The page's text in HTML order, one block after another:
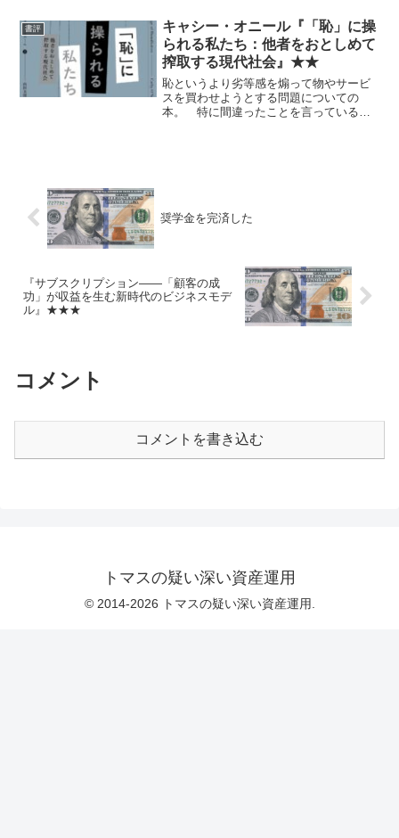
書評
キャシー・オニール『「恥」に操
られる私たち：他者をおとしめて
搾取する現代社会』★★
恥というより劣等感を煽って物やサービ
スを買わせようとする問題についての
本。 特に間違ったことを言っていると
奨学金を完済した
『サブスクリプション――「顧客の成
功」が収益を生む新時代のビジネスモデ
ル』★★★
コメント
コメントを書き込む
トマスの疑い深い資産運用
© 2014-2026 トマスの疑い深い資産運用.